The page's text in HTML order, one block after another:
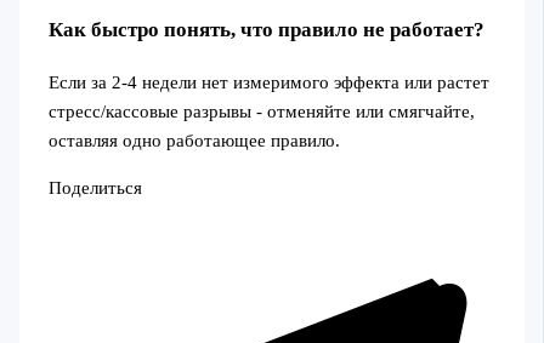
Как быстро понять, что правило не работает?
Если за 2-4 недели нет измеримого эффекта или растет
стресс/кассовые разрывы - отменяйте или смягчайте,
оставляя одно работающее правило.
Поделиться